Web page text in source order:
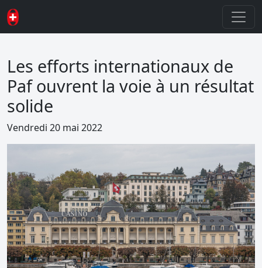
Les efforts internationaux de
Paf ouvrent la voie à un résultat
solide
Vendredi 20 mai 2022